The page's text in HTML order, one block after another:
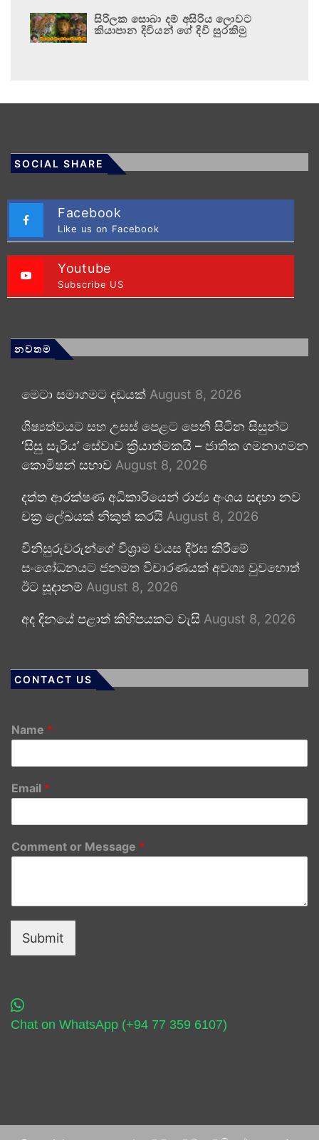
සිරිලක සොබා දම් අසිරිය ලොවට
කියාපාන දිවියන් ගේ දිවි සුරකිමු
SOCIAL SHARE
Facebook
Like us on Facebook
Youtube
Subscribe US
නවතම
මෙටා සමාගමට දඩයක් August 8, 2026
ශිෂ්‍යත්වයට සහ උසස් පෙළට පෙනී සිටින සිසුන්ට
‘සිසු සැරිය’ සේවාව ක්‍රියාත්මකයි – ජාතික ගමනාගමන
කොමිෂන් සභාව August 8, 2026
දත්ත ආරක්ෂණ අධිකාරියෙන් රාජ්‍ය අංශය සඳහා නව
චක්‍ර ලේඛයක් නිකුත් කරයි August 8, 2026
විනිසුරුවරුන්ගේ විශ්‍රාම වයස දීර්ඝ කිරීමේ
සංශෝධනයට ජනමත විචාරණයක් අවශ්‍ය වුවහොත්
ඊට සූදානම් August 8, 2026
අද දිනයේ පළාත් කිහිපයකට වැසි August 8, 2026
CONTACT US
Name *
Email *
Comment or Message *
Submit
Chat on WhatsApp (+94 77 359 6107)